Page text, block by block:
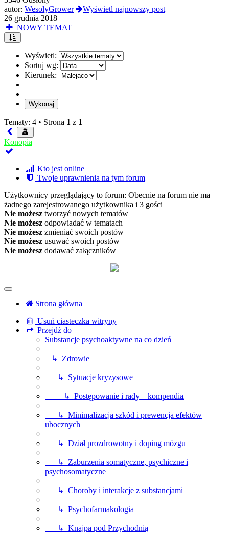
autor: WesolyGrower
Wyświetl najnowszy post
26 grudnia 2018
NOWY TEMAT
Wyświetl:
Sortuj wg:
Kierunek:
Tematy: 4 • Strona 1 z 1
Konopia
Kto jest online
Twoje uprawnienia na tym forum
Użytkownicy przeglądający to forum: Obecnie na forum nie ma
żadnego zarejestrowanego użytkownika i 3 gości
Nie możesz tworzyć nowych tematów
Nie możesz odpowiadać w tematach
Nie możesz zmieniać swoich postów
Nie możesz usuwać swoich postów
Nie możesz dodawać załączników
Strona główna
Usuń ciasteczka witryny
Przejdź do
Substancje psychoaktywne na co dzień
↳ Zdrowie
↳ Sytuacje kryzysowe
↳ Postępowanie i rady – kompendia
↳ Minimalizacja szkód i prewencja efektów
ubocznych
↳ Dział prozdrowotny i doping mózgu
↳ Zaburzenia somatyczne, psychiczne i
psychosomatyczne
↳ Choroby i interakcje z substancjami
↳ Psychofarmakologia
↳ Knajpa pod Przychodnią